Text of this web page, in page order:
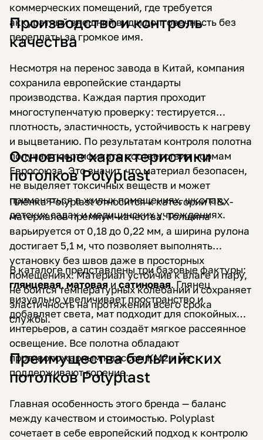
коммерческих помещений, где требуется
аккуратный внешний вид и долговечность без
переплаты за громкое имя.
Производство и контроль
качества
Несмотря на перенос завода в Китай, компания
сохранила европейские стандарты
производства. Каждая партия проходит
многоступенчатую проверку: тестируется
плотность, эластичность, устойчивость к нагреву
и выцветанию. По результатам контроля полотна
получают сертификаты соответствия нормам
Евросоюза. Это значит, что материал безопасен,
не выделяет токсичных веществ и может
применяться в жилых помещениях, школах,
детских садах и медицинских учреждениях.
Основные характеристики
потолков Polyplast
Плёнка Polyplast относится к категории ПВХ-
материалов премиум-качества. Толщина
варьируется от 0,18 до 0,22 мм, а ширина рулона
достигает 5,1 м, что позволяет выполнять
установку без швов даже в просторных
помещениях. Материал устойчив к влаге и пару,
не боится температурных колебаний и сохраняет
эластичность на протяжении всего срока
службы.
В каталоге представлены три базовые фактуры:
глянцевая, матовая и сатиновая. Глянец
визуально увеличивает пространство и
добавляет света, мат подходит для спокойных
интерьеров, а сатин создаёт мягкое рассеянное
освещение. Все полотна обладают
противопожарным классом КМ2 и не
поддерживают горение.
Преимущества бельгийских
потолков Polyplast
Главная особенность этого бренда — баланс
между качеством и стоимостью. Polyplast
сочетает в себе европейский подход к контролю